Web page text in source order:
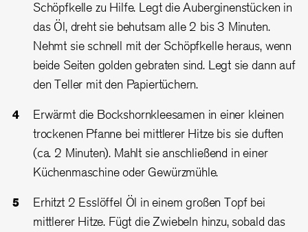
Schöpfkelle zu Hilfe. Legt die Auberginenstücken in
das Öl, dreht sie behutsam alle 2 bis 3 Minuten.
Nehmt sie schnell mit der Schöpfkelle heraus, wenn
beide Seiten golden gebraten sind. Legt sie dann auf
den Teller mit den Papiertüchern.
Erwärmt die Bockshornkleesamen in einer kleinen
trockenen Pfanne bei mittlerer Hitze bis sie duften
(ca. 2 Minuten). Mahlt sie anschließend in einer
Küchenmaschine oder Gewürzmühle.
Erhitzt 2 Esslöffel Öl in einem großen Topf bei
mittlerer Hitze. Fügt die Zwiebeln hinzu, sobald das